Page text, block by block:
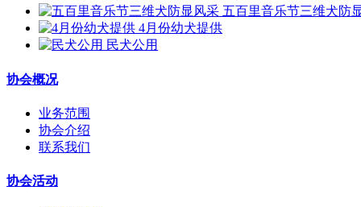
五百里音乐节三维犬防
4月份幼犬提供
民犬公用
协会概况
业务范围
协会介绍
联系我们
协会活动